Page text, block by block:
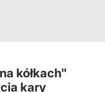
kółkach"
kary